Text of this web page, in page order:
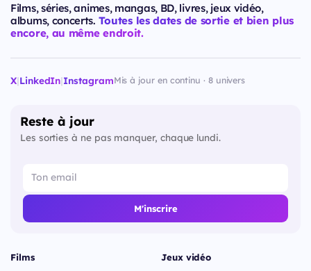
Films, séries, animes, mangas, BD, livres, jeux vidéo,
albums, concerts. Toutes les dates de sortie et bien plus
encore, au même endroit.
X|LinkedIn|InstagramMis à jour en continu · 8 univers
Reste à jour
Les sorties à ne pas manquer, chaque lundi.
M'inscrire
Films Jeux vidéo